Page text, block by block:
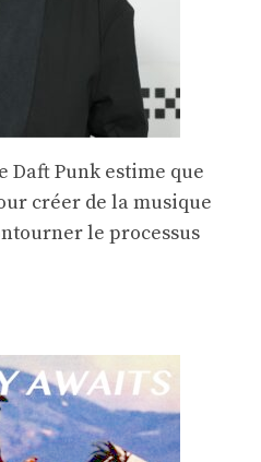
Daft Punk estime que
créer de la musique
le processus